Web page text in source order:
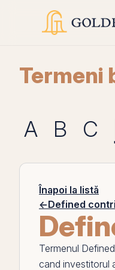
Termeni
A B C
Înapoi la listă
←Defined
Termenul
cand investitorul